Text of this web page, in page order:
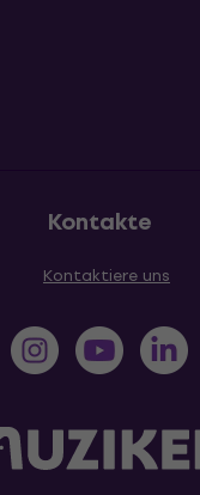
Kontakte
Kontaktiere uns